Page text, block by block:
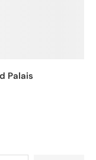
Palais